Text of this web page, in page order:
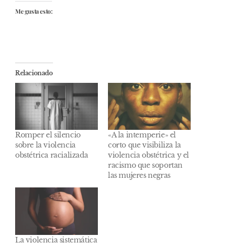
Me gusta esto:
Relacionado
Romper el silencio
sobre la violencia
obstétrica racializada
«A la intemperie» el
corto que visibiliza la
violencia obstétrica y el
racismo que soportan
las mujeres negras
La violencia sistemática